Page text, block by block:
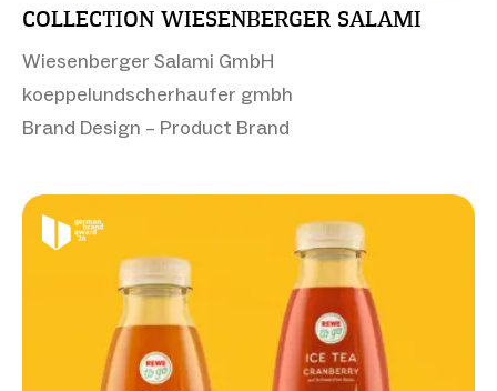
COLLECTION WIESENBERGER SALAMI
Wiesenberger Salami GmbH
koeppelundscherhaufer gmbh
Brand Design – Product Brand